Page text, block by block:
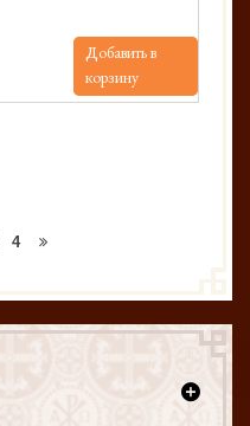
Добавить в
корзину
4